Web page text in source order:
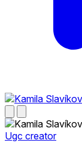
Ugc creator